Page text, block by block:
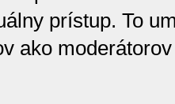
prístup. To
ako